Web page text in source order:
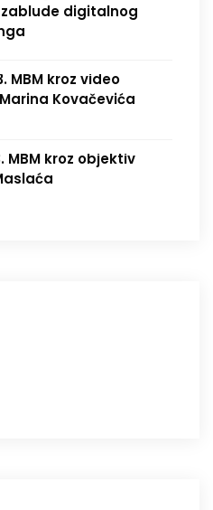
digitalnog
MBM kroz video
Kovačevića
MBM kroz objektiv